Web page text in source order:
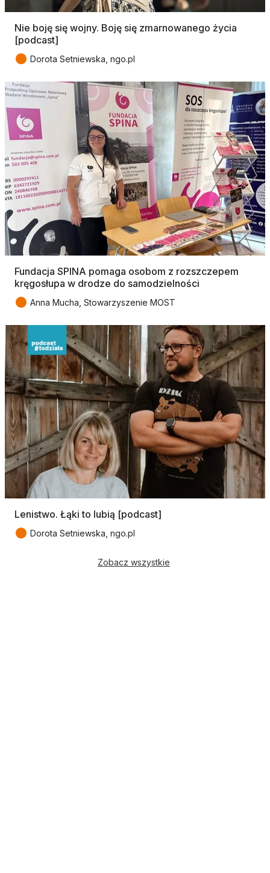
Nie boję się wojny. Boję się zmarnowanego życia
[podcast]
● Dorota Setniewska, ngo.pl
Fundacja SPINA pomaga osobom z rozszczepem
kręgosłupa w drodze do samodzielności
● Anna Mucha, Stowarzyszenie MOST
Lenistwo. Łąki to lubią [podcast]
● Dorota Setniewska, ngo.pl
Zobacz wszystkie